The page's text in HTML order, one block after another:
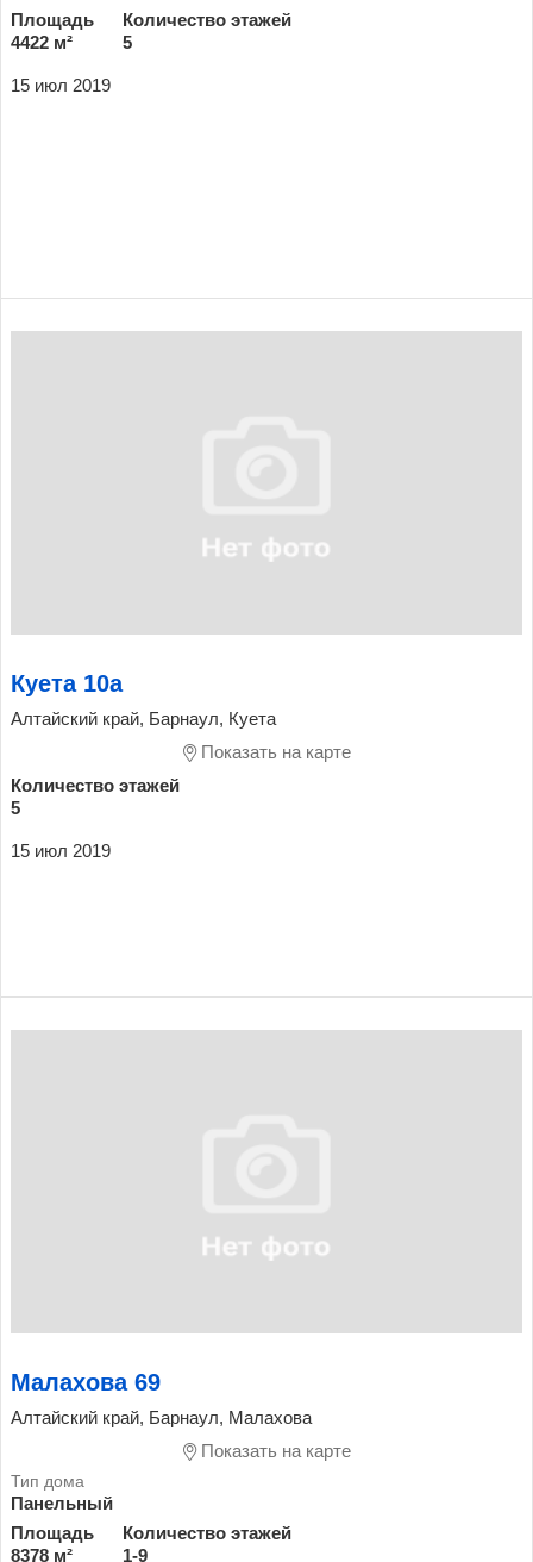
Площадь
4422 м²
Количество этажей
5
15 июл 2019
Куета 10а
Алтайский край, Барнаул, Куета
Показать на карте
Количество этажей
5
15 июл 2019
Малахова 69
Алтайский край, Барнаул, Малахова
Показать на карте
Панельный
Площадь
8378 м²
Количество этажей
1-9